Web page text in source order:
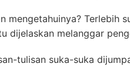
mengetahuinya? Terlebih
dijelaskan melanggar
tulisan suka-suka